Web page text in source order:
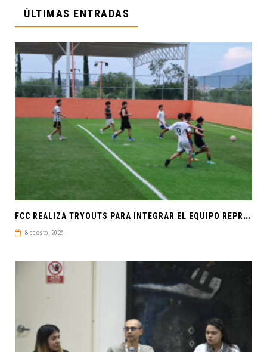
ÚLTIMAS ENTRADAS
F
CC REALIZA TRYOUTS PARA INTEGRAR EL EQUIPO REPRESENTATIVO DE FÚTBOL SOCCER
8 agosto, 2026